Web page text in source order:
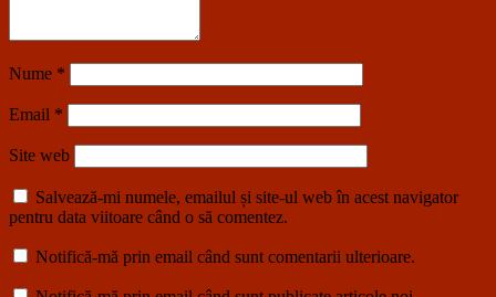
Nume *
Email *
Site web
Salvează-mi numele, emailul și site-ul web în acest navigator
pentru data viitoare când o să comentez.
Notifică-mă prin email când sunt comentarii ulterioare.